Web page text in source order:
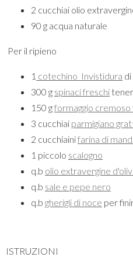
2 cucchiai olio
90 g acqua naturale
Per il ripieno
1 cotechino Invistidura
300 g spinaci freschi
150 gformaggio cremoso
3 cucchiai parmigiano
2 cucchiainifarina di
1 piccolo scalogno
q.b olio extravergine
q.b sale e pepe nero
q.b gherigli di noce per
ISTRUZIONI